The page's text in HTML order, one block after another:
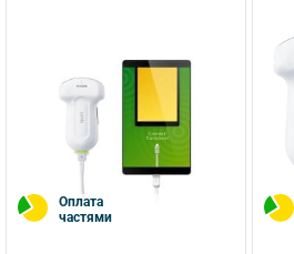
Оплата
частями